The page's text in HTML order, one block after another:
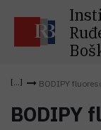
BODIPY
BODIPY